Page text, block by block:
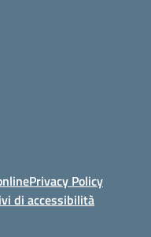
Privacy Policy
di accessibilità